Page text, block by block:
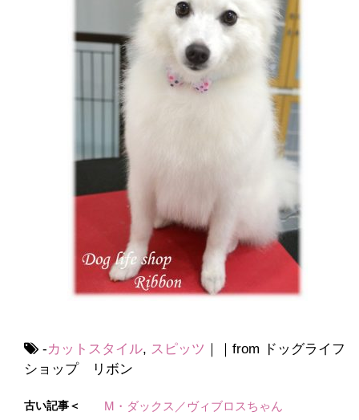
-カットスタイル, スピッツ
｜｜from ドッグライフ
ショップ リボン
古い記事＜ M・ダックス／ヴィブロスちゃん